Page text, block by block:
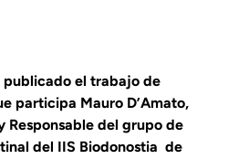
publicado el trabajo de
participa Mauro D’Amato,
Responsable del grupo de
del IIS Biodonostia de